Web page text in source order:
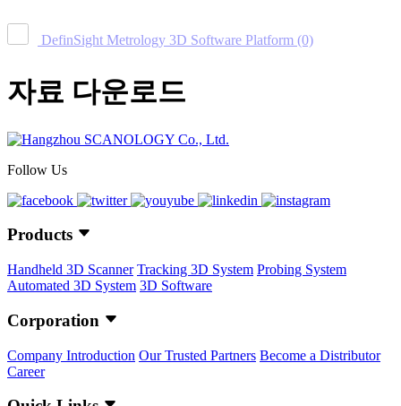
DefinSight Metrology 3D Software Platform (0)
자료 다운로드
Follow Us
Products
Handheld 3D Scanner Tracking 3D System Probing System
Automated 3D System 3D Software
Corporation
Company Introduction Our Trusted Partners Become a Distributor
Career